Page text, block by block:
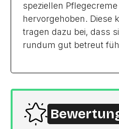
speziellen
hervorgehoben. Diese
tragen dazu bei, dass
rundum gut betreut